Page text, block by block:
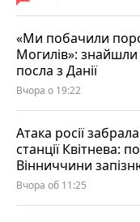
«Ми побачили
Могилів»: знайшли
посла з Данії
Вчора о 19:22
Атака росії
станції Квітнева:
Вінниччини
Вчора об 11:25